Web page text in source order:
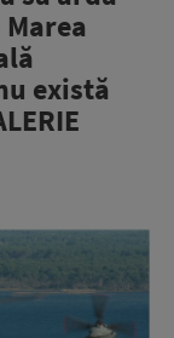
există